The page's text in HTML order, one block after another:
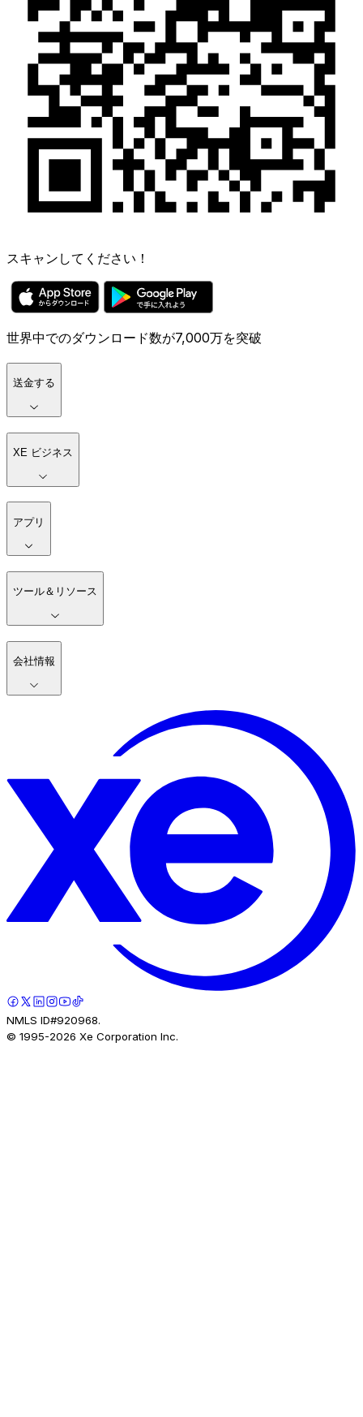
スキャンしてください！
世界中でのダウンロード数が7,000万を突破
送金する
XE ビジネス
アプリ
ツール＆リソース
会社情報
NMLS ID#920968.
© 1995-2026 Xe Corporation Inc.